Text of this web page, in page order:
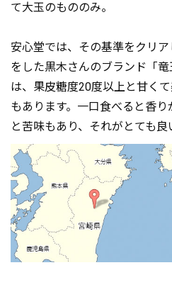
て大玉のもののみ。
安心堂では、その基準をクリ
をした黒木さんのブランド「
は、果皮糖度20度以上と甘く
もあります。一口食べると香
と苦味もあり、それがとても良